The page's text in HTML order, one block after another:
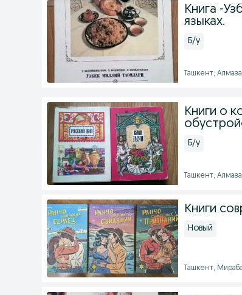
Книга -
языках.
Б/у
Ташкент,
Книги о
Б/у
Ташкент,
Книги
Новый
Ташкент,